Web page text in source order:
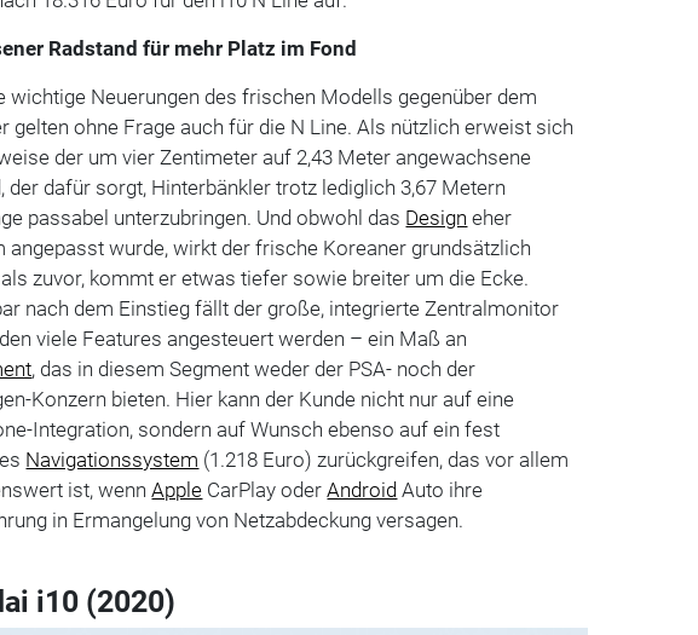
Radstand für mehr Platz im Fond
wichtige Neuerungen des frischen Modells gegenüber dem
gelten ohne Frage auch für die N Line. Als nützlich erweist sich
der um vier Zentimeter auf 2,43 Meter angewachsene
der dafür sorgt, Hinterbänkler trotz lediglich 3,67 Metern
passabel unterzubringen. Und obwohl das Design eher
angepasst wurde, wirkt der frische Koreaner grundsätzlich
zuvor, kommt er etwas tiefer sowie breiter um die Ecke.
nach dem Einstieg fällt der große, integrierte Zentralmonitor
viele Features angesteuert werden – ein Maß an
, das in diesem Segment weder der PSA- noch der
Konzern bieten. Hier kann der Kunde nicht nur auf eine
Integration, sondern auf Wunsch ebenso auf ein fest
Navigationssystem (1.218 Euro) zurückgreifen, das vor allem
ist, wennApple CarPlay oderAndroid Auto ihre
in Ermangelung von Netzabdeckung versagen.
i10 (2020)